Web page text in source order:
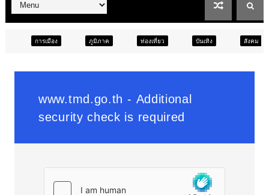
ภูมิภาค ท่องเที่ยว บันเทิง ภูมิภาค